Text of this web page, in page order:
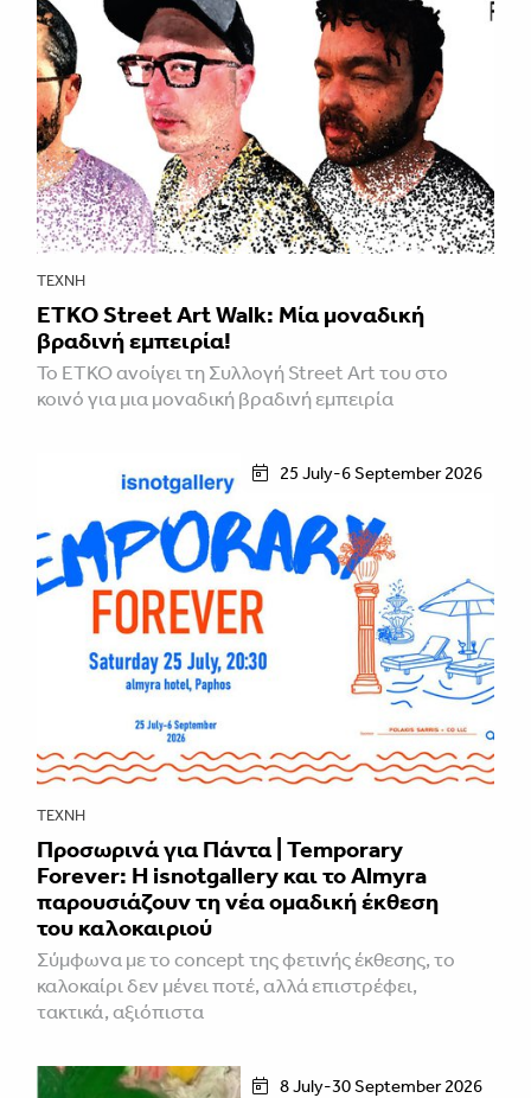
ΤΈΧΝΗ
ETKO Street Art Walk: Μία μοναδική
βραδινή εμπειρία!
Το ETKO ανοίγει τη Συλλογή Street Art του στο
κοινό για μια μοναδική βραδινή εμπειρία
25 July-6 September 2026
ΤΈΧΝΗ
Προσωρινά για Πάντα | Temporary
Forever: Η isnotgallery και το Almyra
παρουσιάζουν τη νέα ομαδική έκθεση
του καλοκαιριού
Σύμφωνα με το concept της φετινής έκθεσης, το
καλοκαίρι δεν μένει ποτέ, αλλά επιστρέφει,
τακτικά, αξιόπιστα
8 July-30 September 2026